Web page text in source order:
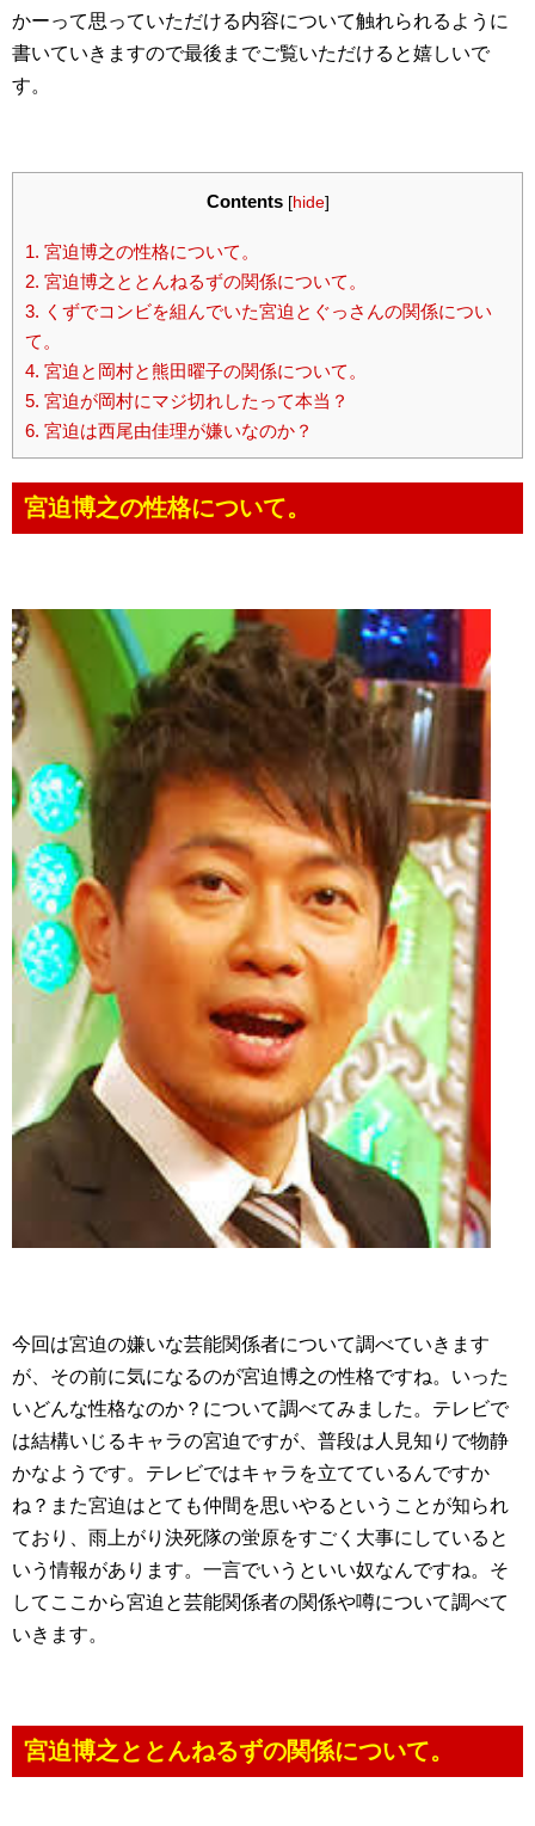
かーって思っていただける内容について触れられるように
書いていきますので最後までご覧いただけると嬉しいで
す。
Contents [hide]
1. 宮迫博之の性格について。
2. 宮迫博之ととんねるずの関係について。
3. くずでコンビを組んでいた宮迫とぐっさんの関係につい
て。
4. 宮迫と岡村と熊田曜子の関係について。
5. 宮迫が岡村にマジ切れしたって本当？
6. 宮迫は西尾由佳理が嫌いなのか？
宮迫博之の性格について。
今回は宮迫の嫌いな芸能関係者について調べていきます
が、その前に気になるのが宮迫博之の性格ですね。いった
いどんな性格なのか？について調べてみました。テレビで
は結構いじるキャラの宮迫ですが、普段は人見知りで物静
かなようです。テレビではキャラを立てているんですか
ね？また宮迫はとても仲間を思いやるということが知られ
ており、雨上がり決死隊の蛍原をすごく大事にしていると
いう情報があります。一言でいうといい奴なんですね。そ
してここから宮迫と芸能関係者の関係や噂について調べて
いきます。
宮迫博之ととんねるずの関係について。